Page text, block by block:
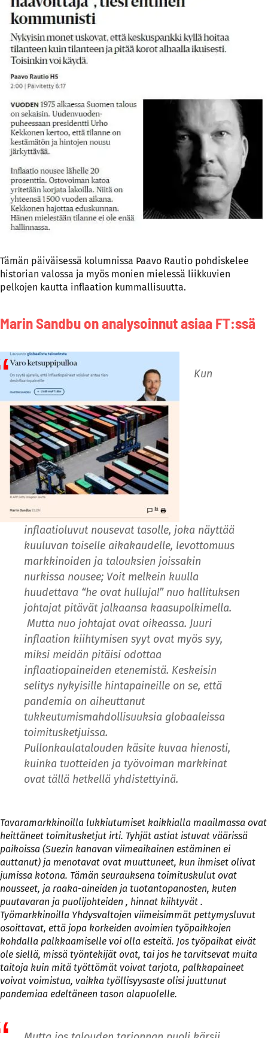
Tämän päiväisessä kolumnissa Paavo Rautio pohdiskelee
historian valossa ja myös monien mielessä liikkuvien
pelkojen kautta inflaation kummallisuutta.
Marin Sandbu on analysoinnut asiaa FT:ssä
Kun
inflaatioluvut nousevat tasolle, joka näyttää
kuuluvan toiselle aikakaudelle, levottomuus
markkinoiden ja talouksien joissakin
nurkissa nousee; Voit melkein kuulla
huudettava “he ovat hulluja!” nuo hallituksen
johtajat pitävät jalkaansa kaasupolkimella.
Mutta nuo johtajat ovat oikeassa. Juuri
inflaation kiihtymisen syyt ovat myös syy,
miksi meidän pitäisi odottaa
inflaatiopaineiden etenemistä. Keskeisin
selitys nykyisille hintapaineille on se, että
pandemia on aiheuttanut
tukkeutumismahdollisuuksia globaaleissa
toimitusketjuissa.
Pullonkaulatalouden käsite kuvaa hienosti,
kuinka tuotteiden ja työvoiman markkinat
ovat tällä hetkellä yhdistettyinä.
Tavaramarkkinoilla lukkiutumiset kaikkialla maailmassa ovat
heittäneet toimitusketjut irti. Tyhjät astiat istuvat väärissä
paikoissa (Suezin kanavan viimeaikainen estäminen ei
auttanut) ja menotavat ovat muuttuneet, kun ihmiset olivat
jumissa kotona. Tämän seurauksena toimituskulut ovat
nousseet, ja raaka-aineiden ja tuotantopanosten, kuten
puutavaran ja puolijohteiden , hinnat kiihtyvät .
Työmarkkinoilla Yhdysvaltojen viimeisimmät pettymysluvut
osoittavat, että jopa korkeiden avoimien työpaikkojen
kohdalla palkkaamiselle voi olla esteitä. Jos työpaikat eivät
ole siellä, missä työntekijät ovat, tai jos he tarvitsevat muita
taitoja kuin mitä työttömät voivat tarjota, palkkapaineet
voivat voimistua, vaikka työllisyysaste olisi juuttunut
pandemiaa edeltäneen tason alapuolelle.